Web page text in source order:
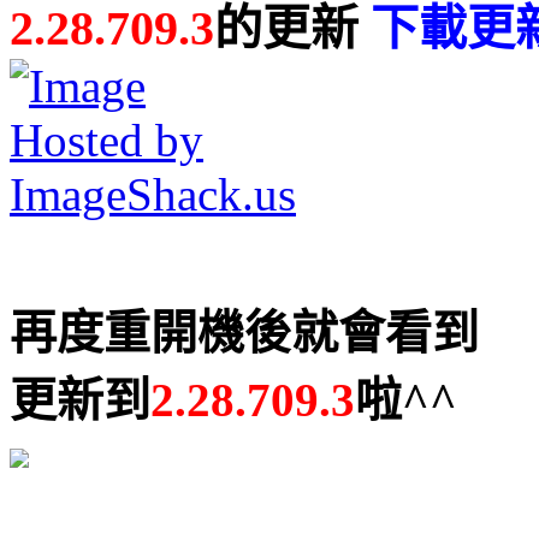
2.28.709.3的更新 下載更
再度重開機後就會看到
更新到2.28.709.3啦^^